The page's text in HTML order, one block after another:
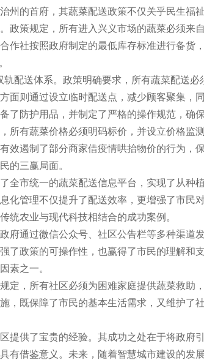
州的首府，其蔬菜配送政策不仅关乎民生福
政策规定，所有进入兴义市场的蔬菜必须
作社按照政府制定的最低库存标准进行备
配送体系。政策明确要求，所有蔬菜配送
面则通过设立临时配送点，减少顾客聚集
防护用品，并制定了严格的操作规范，确
所有蔬菜价格必须明码标价，并设立价格
效遏制了部分商家借疫情哄抬物价的行为
的三赢局面。
全市统一的蔬菜配送信息平台，实现了从
化管理不仅提升了配送效率，更增强了市
统农业与现代科技相结合的成功案例。
府通过微信公众号、社区公告栏等多种渠
了政策的可操作性，也赢得了市民的理解
素之一。
定，所有社区必须为困难家庭提供蔬菜救
，既保障了市民的基本生活需求，又维护
提供了宝贵的经验。其成功之处在于将政
有借鉴意义。未来，随着智慧城市建设的